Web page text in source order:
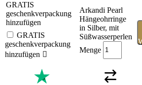
GRATIS
geschenkverpackung
hinzufügen
GRATIS
geschenkverpackung
hinzufügen
Arkandi Pearl
Hängeohrringe
in Silber, mit
Süßwasserperlen
Menge